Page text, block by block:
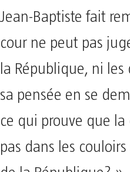
Jean-Baptiste fait
cour ne peut pas
la République, ni
sa pensée en se
ce qui prouve que la
pas dans les